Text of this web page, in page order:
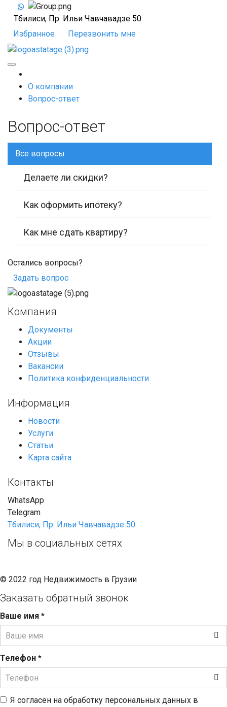
Тбилиси, Пр. Ильи Чавчавадзе 50
Избранное
Перезвонить мне
О компании
Вопрос-ответ
Вопрос-ответ
Все вопросы
Делаете ли скидки?
Как оформить ипотеку?
Как мне сдать квартиру?
Остались вопросы?
Задать вопрос
Компания
Документы
Акции
Отзывы
Вакансии
Политика конфиденциальности
Информация
Новости
Услуги
Статьи
Карта сайта
Контакты
WhatsApp
Telegram
Тбилиси, Пр. Ильи Чавчавадзе 50
Мы в социальных сетях
© 2022 год Недвижимость в Грузии
Заказать обратный звонок
Ваше имя *
Телефон *
Я согласен на обработку персональных данных в